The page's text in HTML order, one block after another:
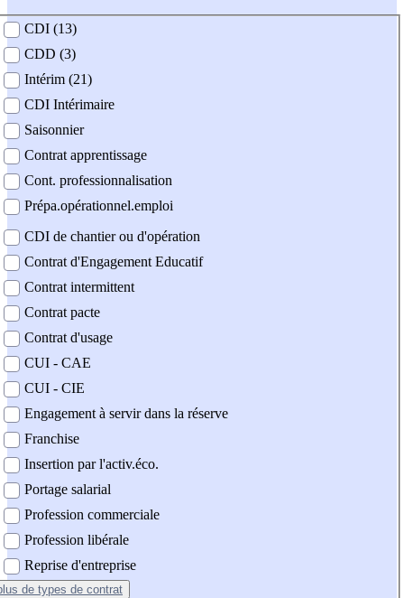
contrat
CDI (13)
CDD (3)
Intérim (21)
CDI Intérimaire
Saisonnier
Contrat apprentissage
Cont. professionnalisation
Prépa.opérationnel.emploi
CDI de chantier ou d'opération
Contrat d'Engagement Educatif
Contrat intermittent
Contrat pacte
Contrat d'usage
CUI - CAE
CUI - CIE
Engagement à servir dans la réserve
Franchise
Insertion par l'activ.éco.
Portage salarial
Profession commerciale
Profession libérale
Reprise d'entreprise
de types de contrat